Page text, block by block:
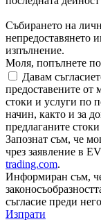
Събирането на
непредоставянето
изпълнение.
Моля, попълнете
Давам
предоставените от
стоки и услуги по
начин, както и за
предлаганите
Запознат съм, че
чрез заявление в
trading.com.
Информиран съм, че
съгласие преди
Изпрати